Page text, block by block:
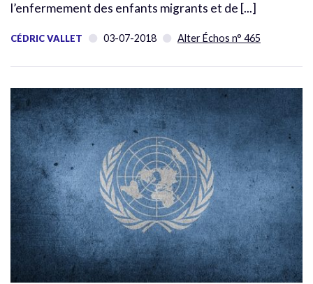
l’enfermement des enfants migrants et de [...]
CÉDRIC VALLET 03-07-2018 Alter Échos n° 465